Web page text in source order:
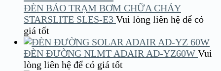
ĐÈN BÁO TRẠM BƠM CHỮA CHÁY
STARSLITE SLES-E3 Vui lòng liên hệ để có
giá tốt
ĐÈN ĐƯỜNG NLMT ADAIR AD-YZ60W Vui
lòng liên hệ để có giá tốt